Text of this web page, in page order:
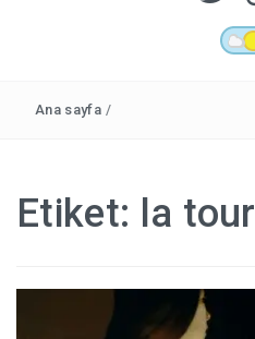
HABERLER
Ana sayfa /
Etiket: la tour